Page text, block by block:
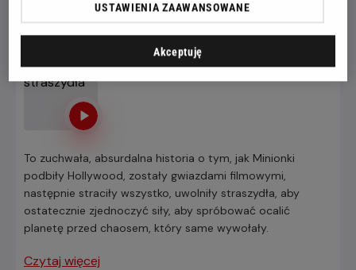
Minionki i straszydła
Od 7 lat, 85 min, Animowany / Komedia /
Przygodowy
To zuchwała, absurdalna historia o tym, jak Minionki
podbiły Hollywood, zostały gwiazdami filmowymi,
następnie straciły wszystko, uwolniły straszydła, aby
ostatecznie zjednoczyć siły, aby spróbować ocalić
planetę przed chaosem, który same wywołały.
Czytaj więcej
USTAWIENIA ZAAWANSOWANE
Akceptuję